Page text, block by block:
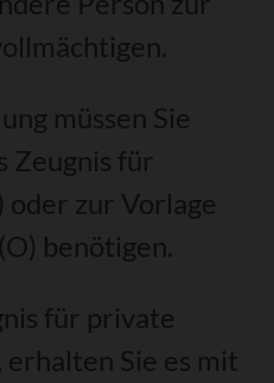
müssen Sie
Zeugnis für
zur Vorlage
benötigen.
für private
Sie es mit